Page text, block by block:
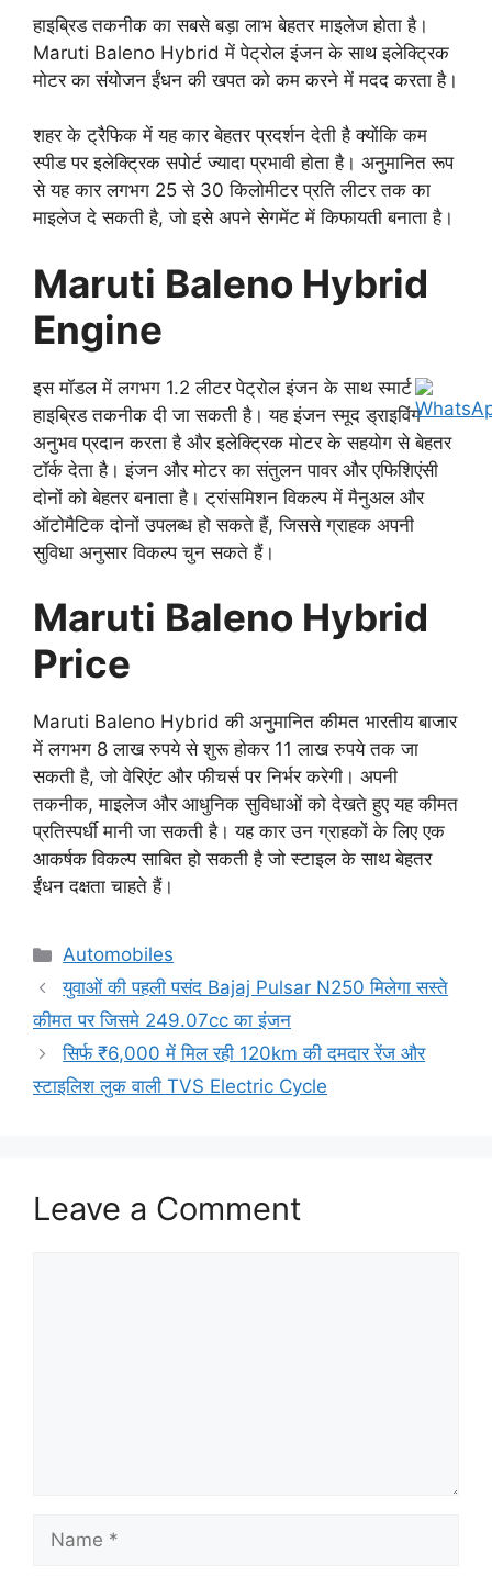
हाइब्रिड तकनीक का सबसे बड़ा लाभ बेहतर माइलेज होता है।
Maruti Baleno Hybrid में पेट्रोल इंजन के साथ इलेक्ट्रिक
मोटर का संयोजन ईंधन की खपत को कम करने में मदद करता है।
शहर के ट्रैफिक में यह कार बेहतर प्रदर्शन देती है क्योंकि कम
स्पीड पर इलेक्ट्रिक सपोर्ट ज्यादा प्रभावी होता है। अनुमानित रूप
से यह कार लगभग 25 से 30 किलोमीटर प्रति लीटर तक का
माइलेज दे सकती है, जो इसे अपने सेगमेंट में किफायती बनाता है।
Maruti Baleno Hybrid
Engine
इस मॉडल में लगभग 1.2 लीटर पेट्रोल इंजन के साथ स्मार्ट
हाइब्रिड तकनीक दी जा सकती है। यह इंजन स्मूद ड्राइविंग
अनुभव प्रदान करता है और इलेक्ट्रिक मोटर के सहयोग से बेहतर
टॉर्क देता है। इंजन और मोटर का संतुलन पावर और एफिशिएंसी
दोनों को बेहतर बनाता है। ट्रांसमिशन विकल्प में मैनुअल और
ऑटोमैटिक दोनों उपलब्ध हो सकते हैं, जिससे ग्राहक अपनी
सुविधा अनुसार विकल्प चुन सकते हैं।
Maruti Baleno Hybrid
Price
Maruti Baleno Hybrid की अनुमानित कीमत भारतीय बाजार
में लगभग 8 लाख रुपये से शुरू होकर 11 लाख रुपये तक जा
सकती है, जो वेरिएंट और फीचर्स पर निर्भर करेगी। अपनी
तकनीक, माइलेज और आधुनिक सुविधाओं को देखते हुए यह कीमत
प्रतिस्पर्धी मानी जा सकती है। यह कार उन ग्राहकों के लिए एक
आकर्षक विकल्प साबित हो सकती है जो स्टाइल के साथ बेहतर
ईंधन दक्षता चाहते हैं।
Categories
Automobiles
युवाओं की पहली पसंद Bajaj Pulsar N250 मिलेगा सस्ते
कीमत पर जिसमे 249.07cc का इंजन
सिर्फ ₹6,000 में मिल रही 120km की दमदार रेंज और
स्टाइलिश लुक वाली TVS Electric Cycle
Leave a Comment
Name